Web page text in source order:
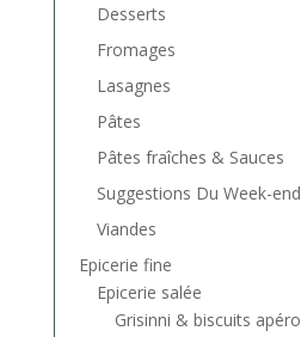
Desserts
Fromages
Lasagnes
Pâtes
Pâtes fraîches & Sauces
Suggestions Du Week-end
Viandes
Epicerie fine
Epicerie salée
Grisinni & biscuits apéro